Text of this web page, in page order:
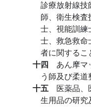
診療放射線技
師、衛生検
士、視能訓練
士、救急救命
者に関するこ
十四 あん摩マ
う師及び柔道
十五 医薬品、
生用品の研究